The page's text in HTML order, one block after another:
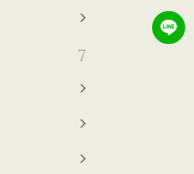
7